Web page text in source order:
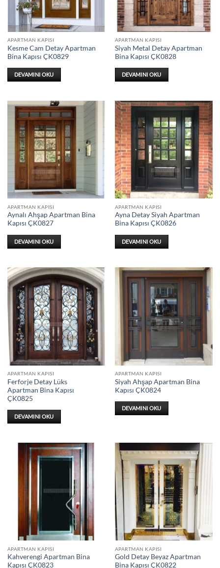
APARTMAN KAPISI
Kesme Cam Detay Apartman
Bina Kapısı ÇK0829
DEVAMINI OKU
APARTMAN KAPISI
Siyah Metal Detay Apartman
Bina Kapısı ÇK0828
DEVAMINI OKU
APARTMAN KAPISI
Aynalı Ahşap Apartman Bina
Kapısı ÇK0827
DEVAMINI OKU
APARTMAN KAPISI
Ayna Detay Siyah Apartman
Bina Kapısı ÇK0826
DEVAMINI OKU
APARTMAN KAPISI
Ferforje Detay Lüks
Apartman Bina Kapısı
ÇK0825
DEVAMINI OKU
APARTMAN KAPISI
Siyah Ahşap Apartman Bina
Kapısı ÇK0824
DEVAMINI OKU
APARTMAN KAPISI
Kahverengi Apartman Bina
Kapısı ÇK0823
APARTMAN KAPISI
Gold Detay Beyaz Apartman
Bina Kapısı ÇK0822